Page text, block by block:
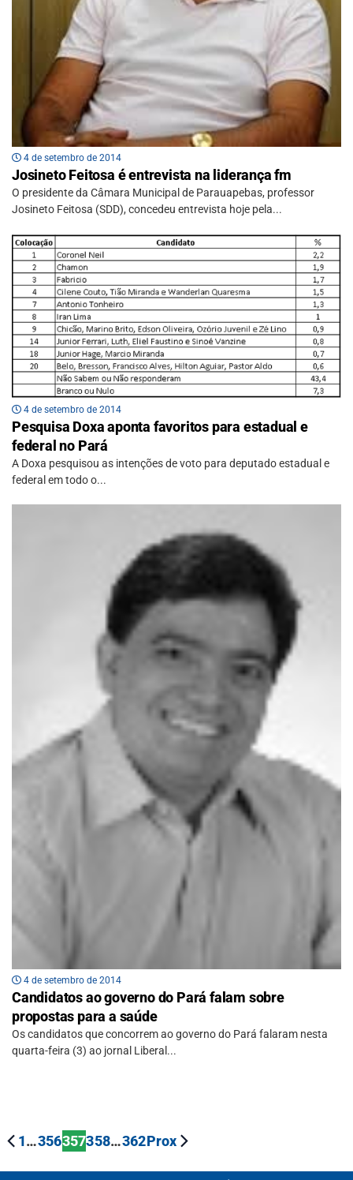
4 de setembro de 2014
Josineto Feitosa é entrevista na liderança fm
O presidente da Câmara Municipal de Parauapebas, professor
Josineto Feitosa (SDD), concedeu entrevista hoje pela...
4 de setembro de 2014
Pesquisa Doxa aponta favoritos para estadual e
federal no Pará
A Doxa pesquisou as intenções de voto para deputado estadual e
federal em todo o...
4 de setembro de 2014
Candidatos ao governo do Pará falam sobre
propostas para a saúde
Os candidatos que concorrem ao governo do Pará falaram nesta
quarta-feira (3) ao jornal Liberal...
1…356357358…362Prox